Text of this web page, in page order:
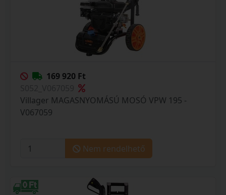
169 920 Ft
Villager MAGASNYOMÁSÚ MOSÓ VPW 195 -
V067059
Nem rendelhető